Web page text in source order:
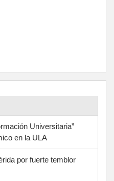
Universitaria”
en la ULA
por fuerte temblor